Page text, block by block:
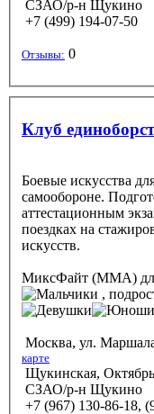
СЗАО/р-н Щукино
+7 (499) 194-07-50
Отзывы: 0
Клуб
Боевые искусства
самообороне.
аттестационным
поездках на
искусств.
МиксФайт (ММА)
,
Москва, ул.
карте
Щукинская,
СЗАО/р-н Щукино
+7 (967) 130-86-18,